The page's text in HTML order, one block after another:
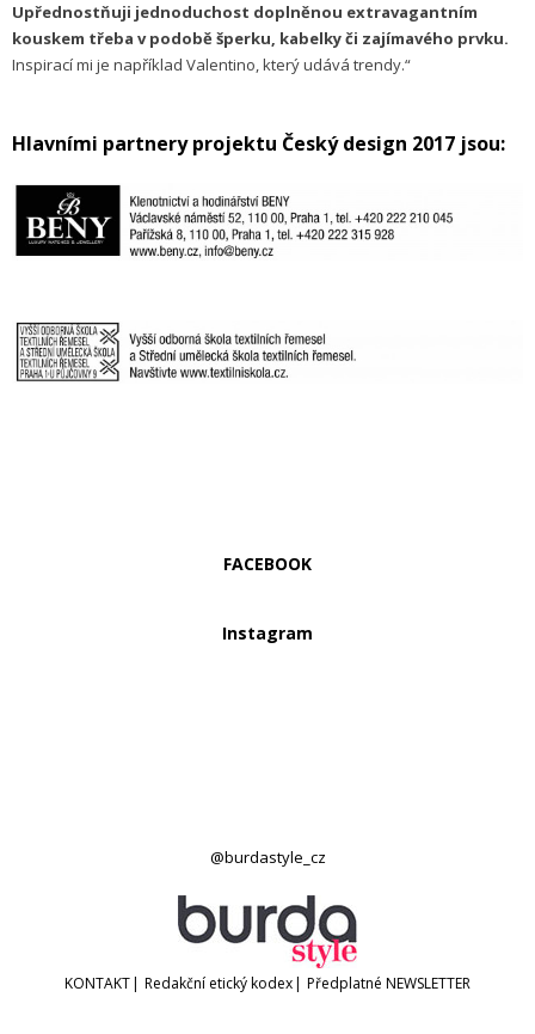
Upřednostňuji jednoduchost doplněnou extravagantním
kouskem třeba v podobě šperku, kabelky či zajímavého prvku.
Inspirací mi je například Valentino, který udává trendy.“
Hlavními partnery projektu Český design 2017 jsou:
FACEBOOK
Instagram
@burdastyle_cz
KONTAKT| Redakční etický kodex| Předplatné NEWSLETTER